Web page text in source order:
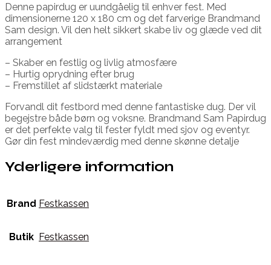
Denne papirdug er uundgåelig til enhver fest. Med
dimensionerne 120 x 180 cm og det farverige Brandmand
Sam design. Vil den helt sikkert skabe liv og glæde ved dit
arrangement
– Skaber en festlig og livlig atmosfære
– Hurtig oprydning efter brug
– Fremstillet af slidstærkt materiale
Forvandl dit festbord med denne fantastiske dug. Der vil
begejstre både børn og voksne. Brandmand Sam Papirdug
er det perfekte valg til fester fyldt med sjov og eventyr.
Gør din fest mindeværdig med denne skønne detalje
Yderligere information
Brand Festkassen
Butik Festkassen